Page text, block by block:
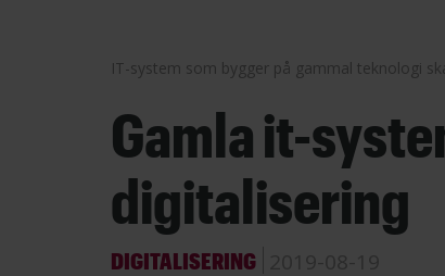
IT-system som bygger på gammal teknologi
Gamla it-
digitalisering
DIGITALISERING